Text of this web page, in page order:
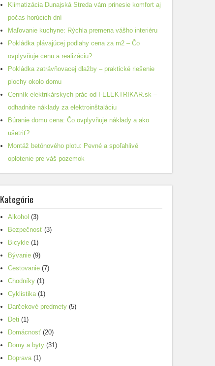
Klimatizácia Dunajská Streda vám prinesie komfort aj
počas horúcich dní
Maľovanie kuchyne: Rýchla premena vášho interiéru
Pokládka plávajúcej podlahy cena za m2 – Čo
ovplyvňuje cenu a realizáciu?
Pokládka zatrávňovacej dlažby – praktické riešenie
plochy okolo domu
Cenník elektrikárskych prác od I-ELEKTRIKAR.sk –
odhadnite náklady za elektroinštaláciu
Búranie domu cena: Čo ovplyvňuje náklady a ako
ušetriť?
Montáž betónového plotu: Pevné a spoľahlivé
oplotenie pre váš pozemok
Kategórie
Alkohol (3)
Bezpečnosť (3)
Bicykle (1)
Bývanie (9)
Cestovanie (7)
Chodníky (1)
Cyklistika (1)
Darčekové predmety (5)
Deti (1)
Domácnosť (20)
Domy a byty (31)
Doprava (1)